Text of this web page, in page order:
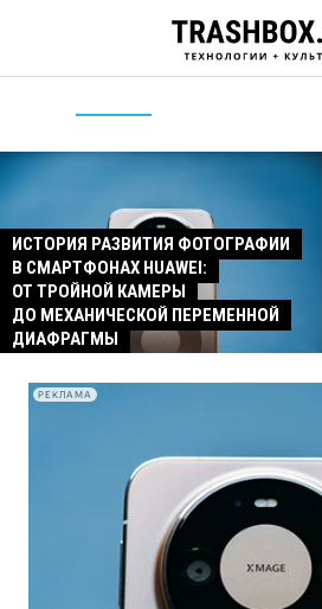
ИСТОРИЯ РАЗВИТИЯ ФОТОГРАФИИ
В СМАРТФОНАХ HUAWEI:
ОТ ТРОЙНОЙ КАМЕРЫ
ДО МЕХАНИЧЕСКОЙ ПЕРЕМЕННОЙ
ДИАФРАГМЫ
РЕКЛАМА